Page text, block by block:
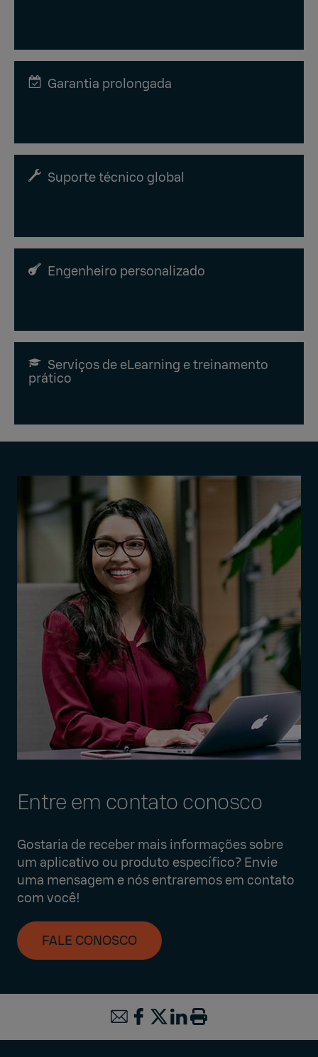
Garantia prolongada
Suporte técnico global
Engenheiro personalizado
Serviços de eLearning e treinamento
prático
Entre em contato conosco
Gostaria de receber mais informações sobre
um aplicativo ou produto específico? Envie
uma mensagem e nós entraremos em contato
com você!
FALE CONOSCO